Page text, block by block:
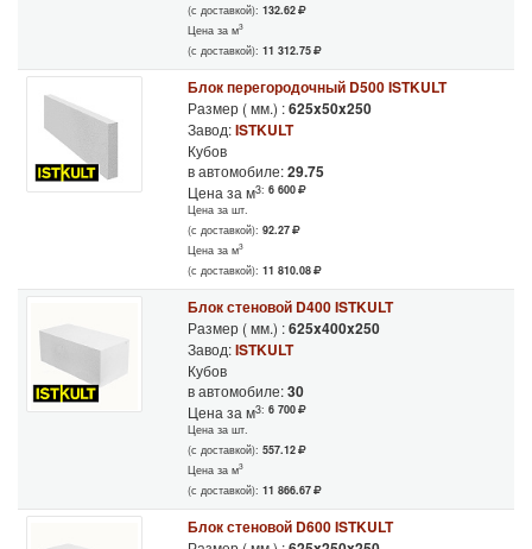
(с доставкой): 132.62
Цена за м3
(с доставкой): 11 312.75
Блок перегородочный D500 ISTKULT
Размер ( мм.) :625x50x250
Завод:ISTKULT
Кубов
в автомобиле:29.75
Цена за м3: 6 600
Цена за шт.
(с доставкой): 92.27
Цена за м3
(с доставкой): 11 810.08
Блок стеновой D400 ISTKULT
Размер ( мм.) :625x400x250
Завод:ISTKULT
Кубов
в автомобиле:30
Цена за м3: 6 700
Цена за шт.
(с доставкой): 557.12
Цена за м3
(с доставкой): 11 866.67
Блок стеновой D600 ISTKULT